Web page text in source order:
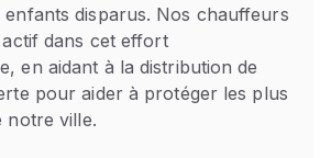
disparus. Nos chauffeurs
dans cet effort
en aidant à la distribution de
pour aider à protéger les plus
notre ville.